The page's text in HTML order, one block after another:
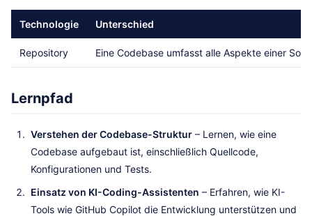
Technologie Unterschied
Repository Eine Codebase umfasst alle Aspekte einer
Lernpfad
Verstehen der Codebase-Struktur – Lernen, wie eine
Codebase aufgebaut ist, einschließlich Quellcode,
Konfigurationen und Tests.
Einsatz von KI-Coding-Assistenten – Erfahren, wie KI-
Tools wie GitHub Copilot die Entwicklung unterstützen und